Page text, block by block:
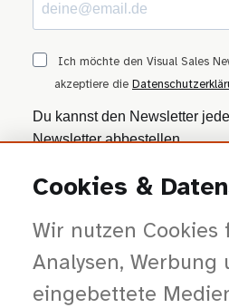
Ich möchte den Visual Sales
akzeptiere die
Du kannst den Newsletter
Newsletter abbestellen.
ANMELDEN
Wir nutzen Brevo als Marketing-Plattform. Mit
deine Daten zur Bearbeitung an Brevo
Datenschutzerklärung von Brevo.
Cookies &
Wir nutzen Cookies
Analysen, Werbung
eingebettete